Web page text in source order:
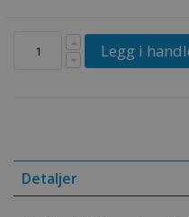
Legg i
Detaljer